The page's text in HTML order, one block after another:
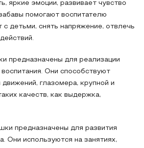
яркие эмоции, развивает чувство
помогают воспитателю
с детьми, снять напряжение, отвлечь
предназначены для реализации
Они способствуют
глазомера, крупной и
качеств, как выдержка,
предназначены для развития
Они используются на занятиях,